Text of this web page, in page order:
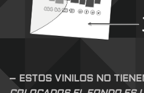
– ESTOS VINILOS NO